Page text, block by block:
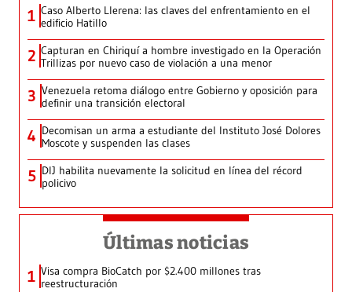
1 Caso Alberto Llerena: las claves del enfrentamiento en el
edificio Hatillo
2 Capturan en Chiriquí a hombre investigado en la Operación
Trillizas por nuevo caso de violación a una menor
3 Venezuela retoma diálogo entre Gobierno y oposición para
definir una transición electoral
4 Decomisan un arma a estudiante del Instituto José Dolores
Moscote y suspenden las clases
5 DIJ habilita nuevamente la solicitud en línea del récord
policivo
Últimas noticias
1 Visa compra BioCatch por $2.400 millones tras
reestructuración